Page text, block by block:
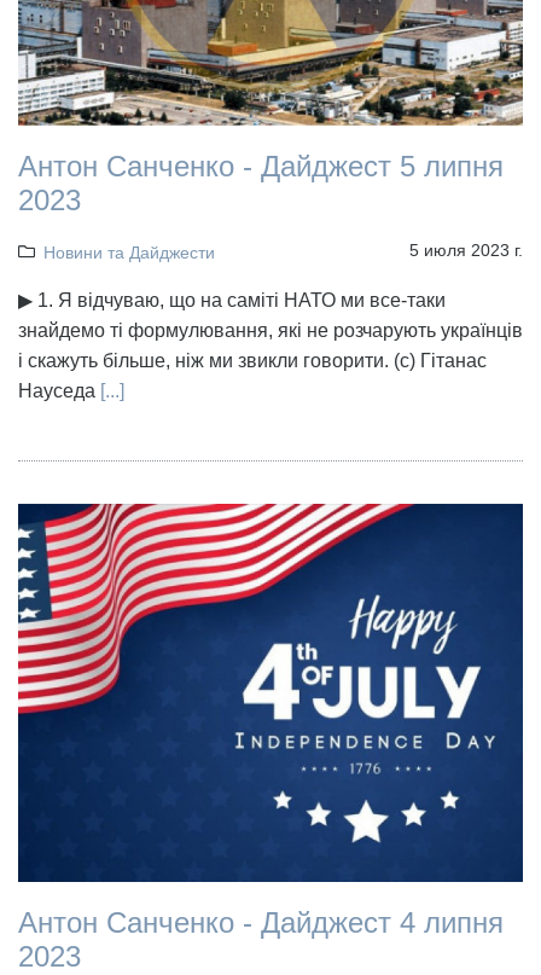
Антон Санченко - Дайджест 5 липня
2023
Новини та Дайджести 5 июля 2023 г.
▶ 1. Я відчуваю, що на саміті НАТО ми все-таки
знайдемо ті формулювання, які не розчарують українців
і скажуть більше, ніж ми звикли говорити. (с) Гітанас
Науседа [...]
Антон Санченко - Дайджест 4 липня
2023